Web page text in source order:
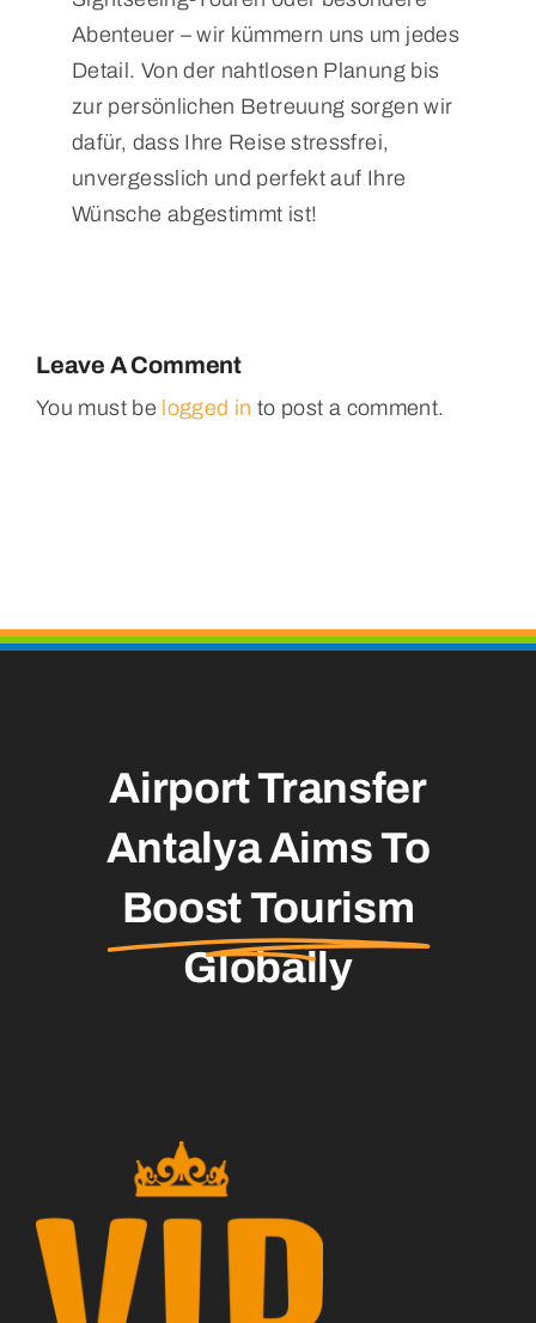
Abenteuer – wir kümmern uns um jedes
Detail. Von der nahtlosen Planung bis
zur persönlichen Betreuung sorgen wir
dafür, dass Ihre Reise stressfrei,
unvergesslich und perfekt auf Ihre
Wünsche abgestimmt ist!
Leave A Comment
You must be logged in to post a comment.
Airport Transfer
Antalya Aims To
Boost Tourism
Globally